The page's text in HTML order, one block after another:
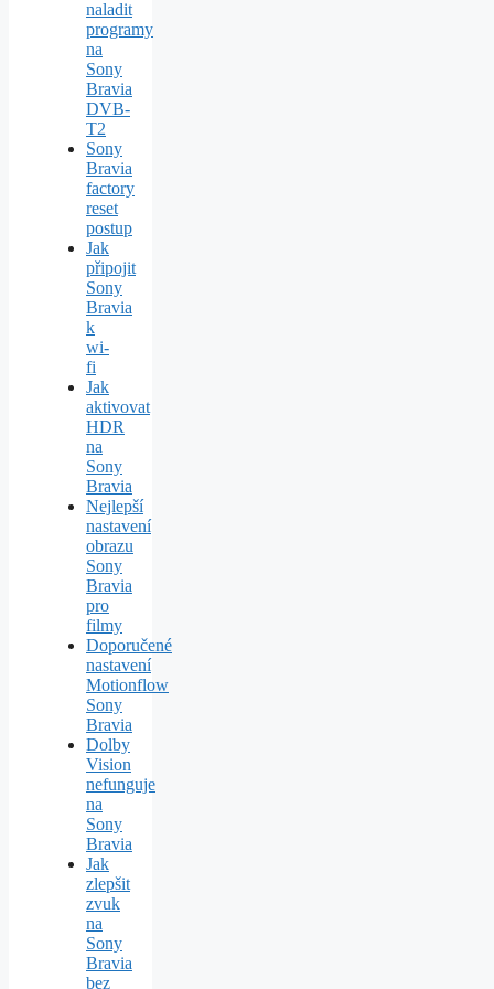
naladit
programy
na
Sony
Bravia
DVB-
T2
Sony
Bravia
factory
reset
postup
Jak
připojit
Sony
Bravia
k
wi-
fi
Jak
aktivovat
HDR
na
Sony
Bravia
Nejlepší
nastavení
obrazu
Sony
Bravia
pro
filmy
Doporučené
nastavení
Motionflow
Sony
Bravia
Dolby
Vision
nefunguje
na
Sony
Bravia
Jak
zlepšit
zvuk
na
Sony
Bravia
bez